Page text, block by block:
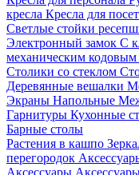
кресла Кресла для
Светлые стойки
Электронный замок С
механическим кодовым
Столики со стеклом
Деревянные вешалки
Экраны Напольные
Гарнитуры Кухонные
Барные столы
Растения в кашпо
перегородок
Аксессуары